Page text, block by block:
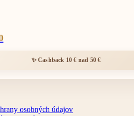
osobných údajov